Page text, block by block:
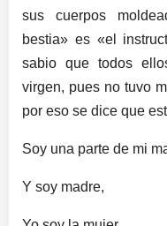
sus cuerpos
bestia» es «el
sabio que todos
virgen, pues no tuvo
por eso se dice que
Soy una parte de mi
Y soy madre,